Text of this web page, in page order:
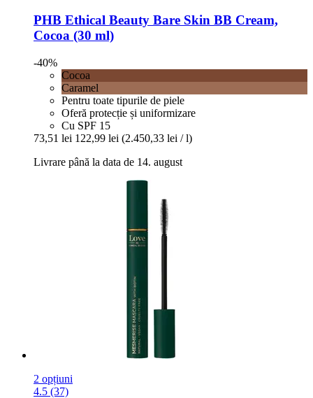
PHB Ethical Beauty Bare Skin BB Cream,
Cocoa (30 ml)
-40%
Cocoa
Caramel
Pentru toate tipurile de piele
Oferă protecție și uniformizare
Cu SPF 15
73,51 lei 122,99 lei (2.450,33 lei / l)
Livrare până la data de 14. august
2 opțiuni
4.5 (37)